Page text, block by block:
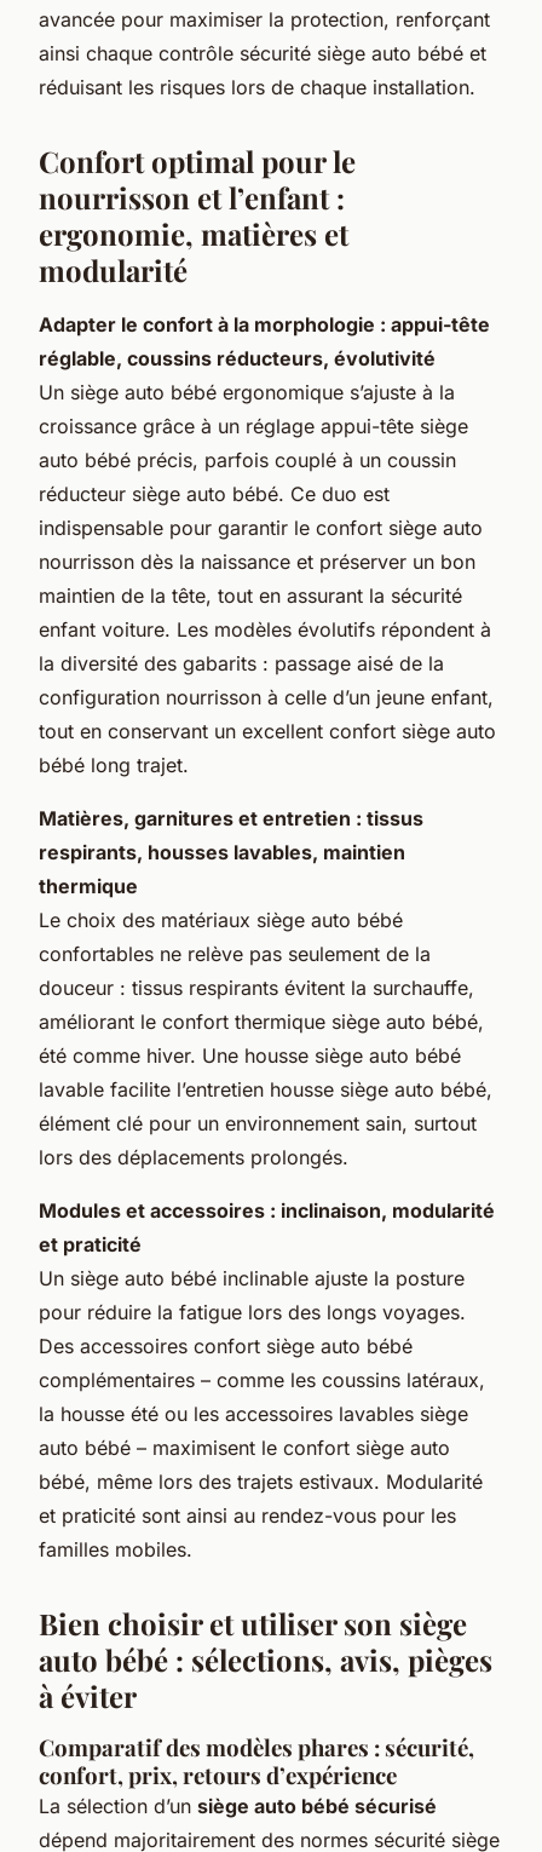
avancée pour maximiser la protection, renforçant
ainsi chaque contrôle sécurité siège auto bébé et
réduisant les risques lors de chaque installation.
Confort optimal pour le
nourrisson et l’enfant :
ergonomie, matières et
modularité
Adapter le confort à la morphologie : appui-tête
réglable, coussins réducteurs, évolutivité
Un siège auto bébé ergonomique s’ajuste à la
croissance grâce à un réglage appui-tête siège
auto bébé précis, parfois couplé à un coussin
réducteur siège auto bébé. Ce duo est
indispensable pour garantir le confort siège auto
nourrisson dès la naissance et préserver un bon
maintien de la tête, tout en assurant la sécurité
enfant voiture. Les modèles évolutifs répondent à
la diversité des gabarits : passage aisé de la
configuration nourrisson à celle d’un jeune enfant,
tout en conservant un excellent confort siège auto
bébé long trajet.
Matières, garnitures et entretien : tissus
respirants, housses lavables, maintien
thermique
Le choix des matériaux siège auto bébé
confortables ne relève pas seulement de la
douceur : tissus respirants évitent la surchauffe,
améliorant le confort thermique siège auto bébé,
été comme hiver. Une housse siège auto bébé
lavable facilite l’entretien housse siège auto bébé,
élément clé pour un environnement sain, surtout
lors des déplacements prolongés.
Modules et accessoires : inclinaison, modularité
et praticité
Un siège auto bébé inclinable ajuste la posture
pour réduire la fatigue lors des longs voyages.
Des accessoires confort siège auto bébé
complémentaires – comme les coussins latéraux,
la housse été ou les accessoires lavables siège
auto bébé – maximisent le confort siège auto
bébé, même lors des trajets estivaux. Modularité
et praticité sont ainsi au rendez-vous pour les
familles mobiles.
Bien choisir et utiliser son siège
auto bébé : sélections, avis, pièges
à éviter
Comparatif des modèles phares : sécurité,
confort, prix, retours d’expérience
La sélection d’un siège auto bébé sécurisé
dépend majoritairement des normes sécurité siège